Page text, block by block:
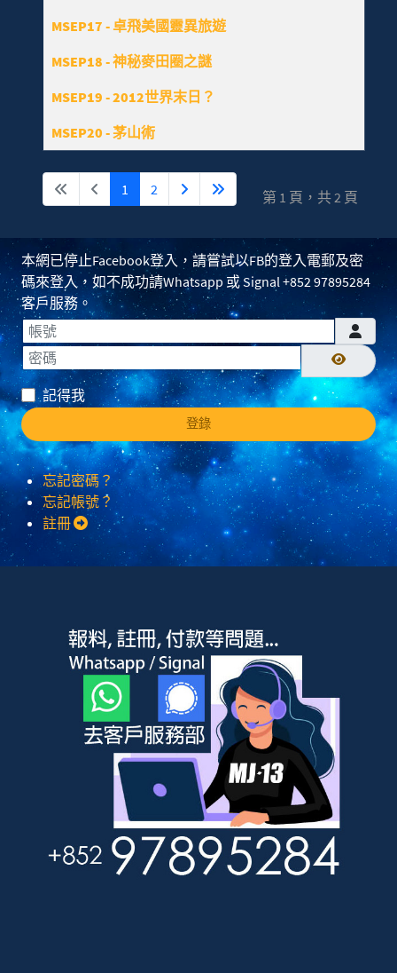
MSEP17 - 卓飛美國靈異旅遊
MSEP18 - 神秘麥田圈之謎
MSEP19 - 2012世界末日？
MSEP20 - 茅山術
第 1 頁，共 2 頁
1 2
本網已停止Facebook登入，請嘗試以FB的登入電郵及密
碼來登入，如不成功請Whatsapp 或 Signal +852 97895284
客戶服務。
帳號
密碼
顯示密碼
記得我
登錄
忘記密碼？
忘記帳號？
註冊